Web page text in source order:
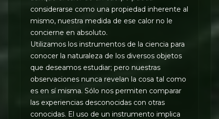
considerarse como una propiedad inherente al
mismo, nuestra medida de ese calor no le
concierne en absoluto.
Utilizamos los instrumentos de la ciencia para
conocer la naturaleza de los diversos objetos
que deseamos estudiar; pero nuestras
observaciones nunca revelan la cosa tal como
es en sí misma. Sólo nos permiten comparar
las experiencias desconocidas con otras
conocidas. El uso de un instrumento implica